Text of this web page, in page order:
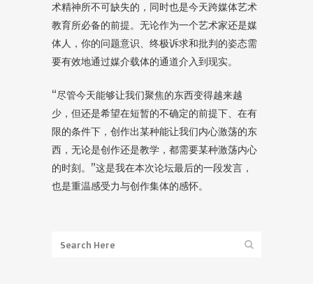
术精神所不可缺失的，同时也是今天跨媒体艺术
教育所必备的前提。无论作为一个艺术家还是媒
体人，你的问题意识、终极诉求和批判的姿态需
要有效地通过媒介载体的通道介入到现实。
“尽管今天能够让我们聚焦的东西变得越来越
少，但还是希望在短暂的不确定的前提下、在有
限的条件下，创作出某种能让我们内心激荡的东
西，无论是创作还是教学，都需要某种激荡内心
的时刻。”这是我在本次论坛最后的一段发言，
也是重温感受力与创作集体的感怀。